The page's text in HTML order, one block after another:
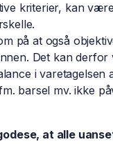
kriterier, kan
på at også
Det kan
i
barsel mv. ikke
at alle